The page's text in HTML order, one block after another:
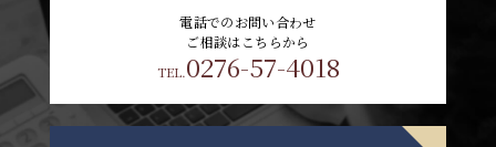
電話でのお問い合わせ
ご相談はこちらから
TEL.0276-57-4018